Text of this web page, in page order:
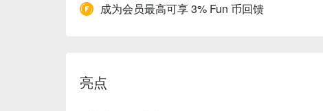
成为会员最高可享 3% Fun 币回馈
亮点